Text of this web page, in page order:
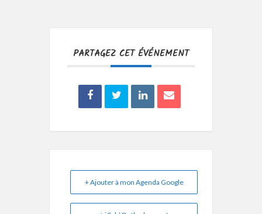
PARTAGEZ CET ÉVÉNEMENT
+ Ajouter à mon Agenda Google